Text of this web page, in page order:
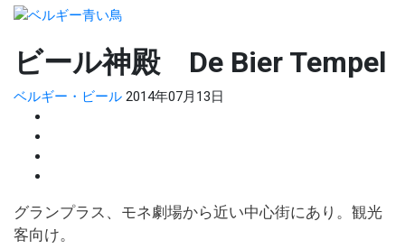
ビール神殿 De Bier Tempel
ベルギー・ビール 2014年07月13日
グランプラス、モネ劇場から近い中心街にあり。観光
客向け。